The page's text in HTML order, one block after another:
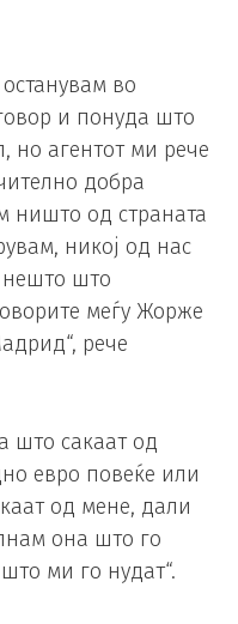
во
и понуда што
но агентот ми рече
добра
ништо од страната
никој од нас
нешто што
меѓу Жорже
рече
што сакаат од
евро повеќе или
од мене, дали
она што го
ми го нудат“.